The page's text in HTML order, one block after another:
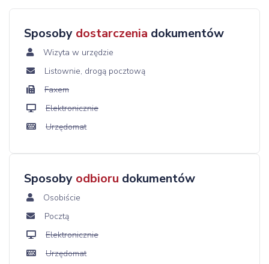
Sposoby dostarczenia dokumentów
Wizyta w urzędzie
Listownie, drogą pocztową
Faxem
Elektronicznie
Urzędomat
Sposoby odbioru dokumentów
Osobiście
Pocztą
Elektronicznie
Urzędomat